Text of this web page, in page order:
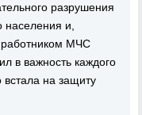
разрушения
и,
работником МЧС
в важность каждого
на защиту